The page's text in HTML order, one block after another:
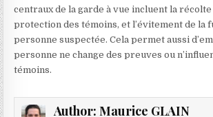
centraux de la garde à vue incluent la
protection des témoins, et l’évitement de la
personne suspectée. Cela permet aussi
personne ne change des preuves ou
témoins.
Author: Maurice GLAIN